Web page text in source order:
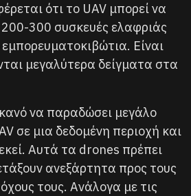
ότι το UAV μπορεί να
200-300 συσκευές ελαφριάς
Είναι
μεγαλύτερα δείγματα στα
να παραδώσει μεγάλο
σε μια δεδομένη περιοχή και
Αυτά τα drones πρέπει
ανεξάρτητα προς τους
τους. Ανάλογα με τις